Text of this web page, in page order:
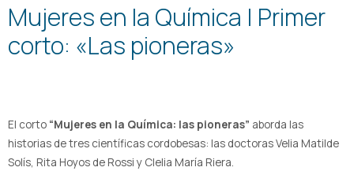
Mujeres en la Química | Primer
corto: «Las pioneras»
El corto “Mujeres en la Química: las pioneras” aborda las
historias de tres científicas cordobesas: las doctoras Velia Matilde
Solís, Rita Hoyos de Rossi y Clelia María Riera.